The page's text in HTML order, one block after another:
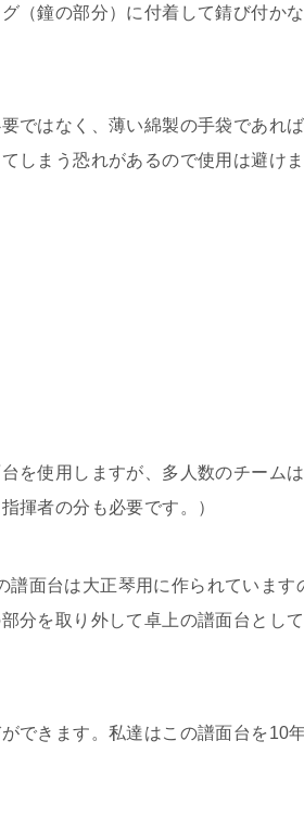
（鐘の部分）に付着して錆び付か
ではなく、薄い綿製の手袋であれ
しまう恐れがあるので使用は避けま
を使用しますが、多人数のチーム
揮者の分も必要です。）
面台は大正琴用に作られています
分を取り外して卓上の譜面台とし
できます。私達はこの譜面台を10